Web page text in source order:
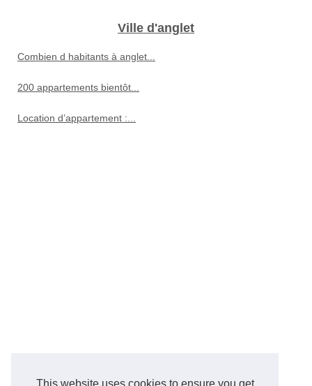
Ville d'anglet
Combien d habitants à anglet...
200 appartements bientôt...
Location d’appartement :...